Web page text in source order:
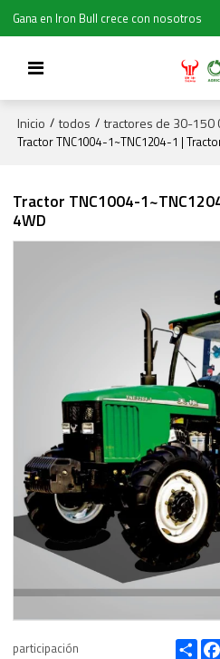
Gana en Iron Bull crece con nosotros
Inicio / todos / tractores de 30-150
Tractor TNC1004-1~TNC1204-1 |
Tractor TNC1004-
4WD
participación